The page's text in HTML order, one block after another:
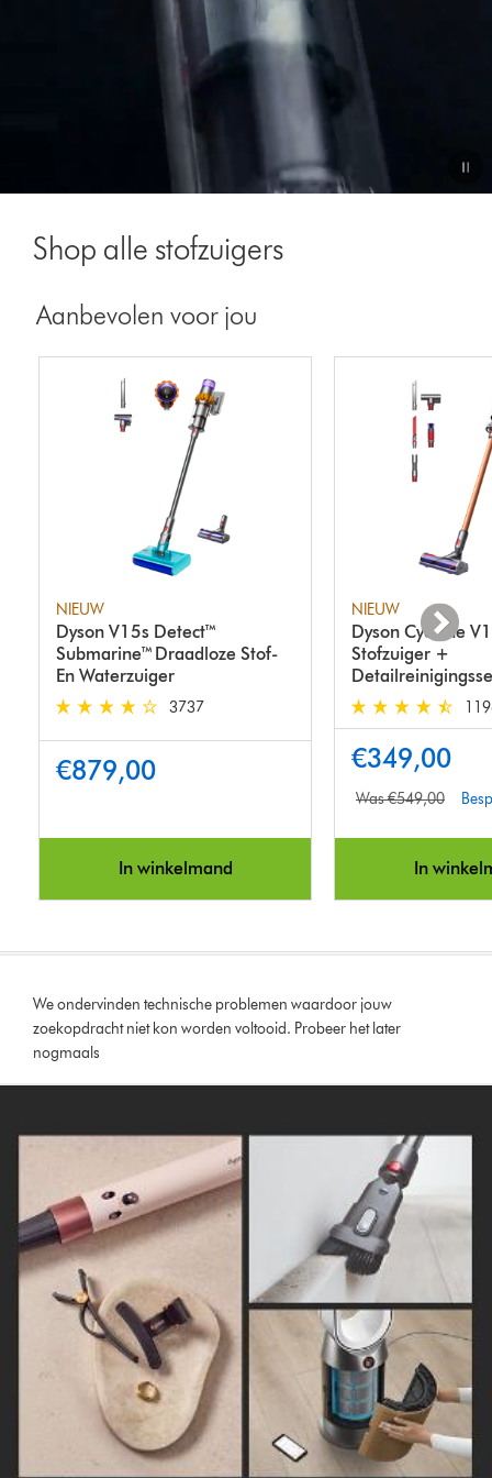
Shop alle stofzuigers
Aanbevolen voor jou
NIEUW
Dyson V15s Detect™
Submarine™ Draadloze Stof-
En Waterzuiger
3737
€879,00
In winkelmand
NIEUW
Dyson Cyclone
Stofzuiger +
4.5 stars out of 5
€349,00
Was €549,00
In
We ondervinden technische problemen waardoor jouw
zoekopdracht niet kon worden voltooid. Probeer het later
nogmaals